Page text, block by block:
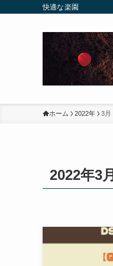
快適な楽園
ホーム 2022年 3月
2022年3月